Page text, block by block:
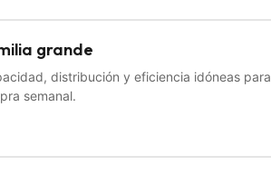
grande
distribución y eficiencia idóneas para
semanal.